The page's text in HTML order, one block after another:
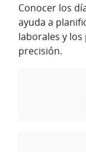
Conocer los
ayuda a
laborales y
precisión.